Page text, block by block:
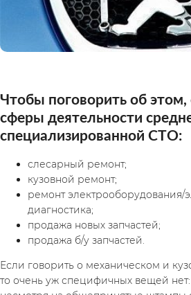
Чтобы поговорить об этом,
сферы деятельности
специализированной СТО:
слесарный ремонт;
кузовной ремонт;
ремонт электрооборудования/
диагностика;
продажа новых запчастей;
продажа б/у запчастей.
Если говорить о механическом и
то очень уж специфичных вещей